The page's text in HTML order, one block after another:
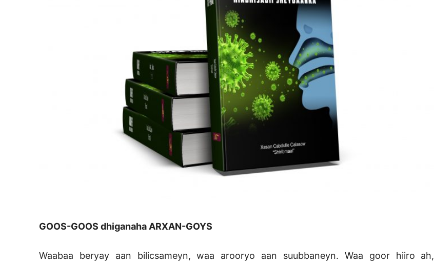
GOOS-GOOS dhiganaha ARXAN-GOYS
Waabaa beryay aan bilicsameyn, waa arooryo aan suubbaneyn. Waa goor hiiro ah,